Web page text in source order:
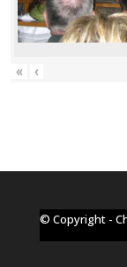
« ‹
© Copyright -